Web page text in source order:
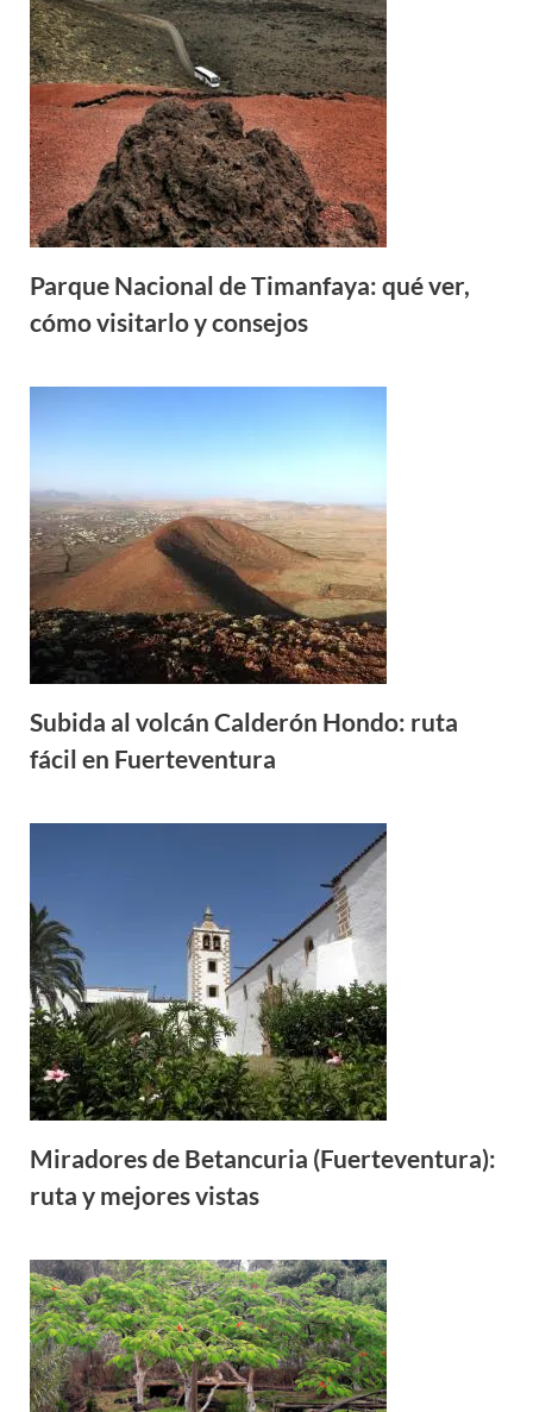
Parque Nacional de Timanfaya: qué ver,
cómo visitarlo y consejos
Subida al volcán Calderón Hondo: ruta
fácil en Fuerteventura
Miradores de Betancuria (Fuerteventura):
ruta y mejores vistas